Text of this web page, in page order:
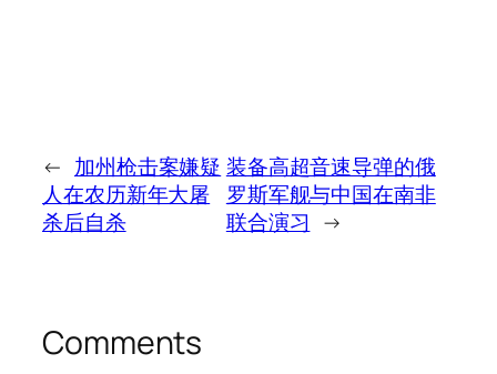
← 加州枪击案嫌疑
人在农历新年大屠
杀后自杀
装备高超音速导弹的俄
罗斯军舰与中国在南非
联合演习 →
Comments